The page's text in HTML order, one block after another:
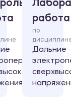
работа
по
Дальние